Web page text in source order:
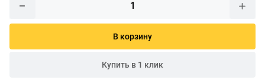
В корзину
Купить в 1 клик